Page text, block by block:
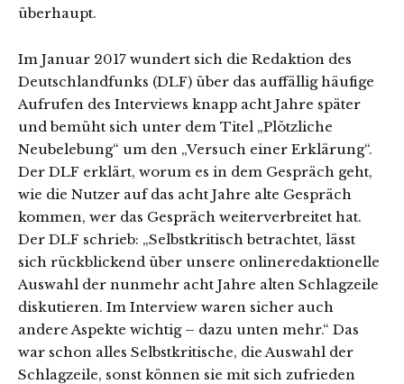
überhaupt.
Im Januar 2017 wundert sich die Redaktion des
Deutschlandfunks (DLF) über das auffällig häufige
Aufrufen des Interviews knapp acht Jahre später
und bemüht sich unter dem Titel „Plötzliche
Neubelebung“ um den „Versuch einer Erklärung“.
Der DLF erklärt, worum es in dem Gespräch geht,
wie die Nutzer auf das acht Jahre alte Gespräch
kommen, wer das Gespräch weiterverbreitet hat.
Der DLF schrieb: „Selbstkritisch betrachtet, lässt
sich rückblickend über unsere onlineredaktionelle
Auswahl der nunmehr acht Jahre alten Schlagzeile
diskutieren. Im Interview waren sicher auch
andere Aspekte wichtig – dazu unten mehr.“ Das
war schon alles Selbstkritische, die Auswahl der
Schlagzeile, sonst können sie mit sich zufrieden